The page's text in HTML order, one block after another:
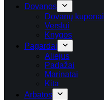
Dovanos
Dovanų kuponai
Verslui
Knygos
Pagardai
Aliejus
Padažai
Marinatai
Kita
Arbatos